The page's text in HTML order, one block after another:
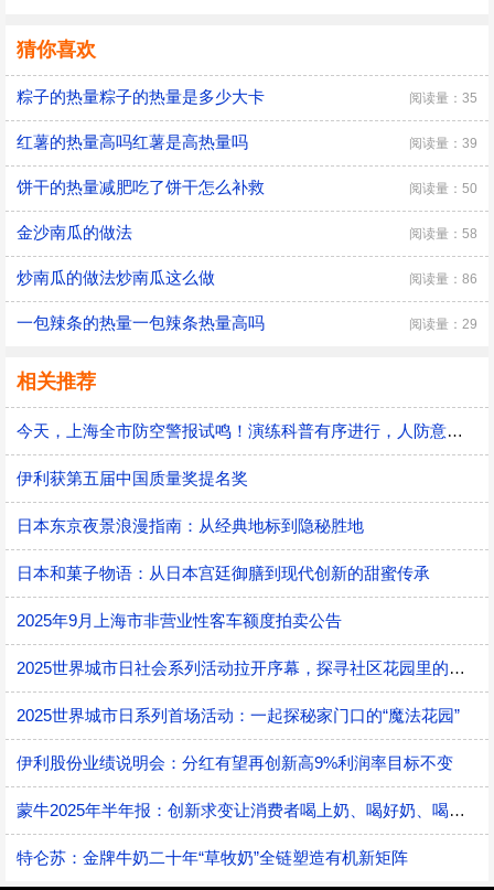
猜你喜欢
粽子的热量粽子的热量是多少大卡 阅读量：35
红薯的热量高吗红薯是高热量吗 阅读量：39
饼干的热量减肥吃了饼干怎么补救 阅读量：50
金沙南瓜的做法 阅读量：58
炒南瓜的做法炒南瓜这么做 阅读量：86
一包辣条的热量一包辣条热量高吗 阅读量：29
相关推荐
今天，上海全市防空警报试鸣！演练科普有序进行，人防意识“声入人心”
伊利获第五届中国质量奖提名奖
日本东京夜景浪漫指南：从经典地标到隐秘胜地
日本和菓子物语：从日本宫廷御膳到现代创新的甜蜜传承
2025年9月上海市非营业性客车额度拍卖公告
2025世界城市日社会系列活动拉开序幕，探寻社区花园里的智慧应用
2025世界城市日系列首场活动：一起探秘家门口的“魔法花园”
伊利股份业绩说明会：分红有望再创新高9%利润率目标不变
蒙牛2025年半年报：创新求变让消费者喝上奶、喝好奶、喝对奶
特仑苏：金牌牛奶二十年“草牧奶”全链塑造有机新矩阵